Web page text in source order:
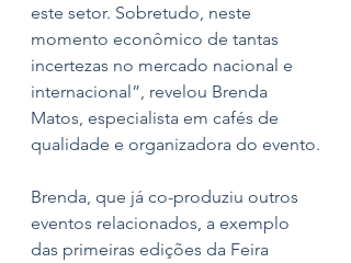
este setor. Sobretudo, neste
momento econômico de tantas
incertezas no mercado nacional e
internacional”, revelou Brenda
Matos, especialista em cafés de
qualidade e organizadora do evento.
Brenda, que já co-produziu outros
eventos relacionados, a exemplo
das primeiras edições da Feira